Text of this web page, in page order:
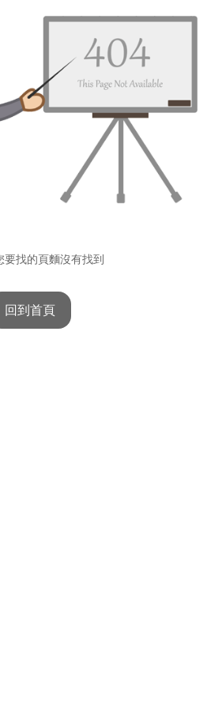
要找的頁麵沒有找到
回到首頁